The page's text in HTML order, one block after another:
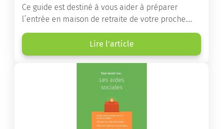
Ce guide est destiné à vous aider à préparer
l’entrée en maison de retraite de votre proche.
Vous y trouverez un panorama des différents types
d’établissements ainsi que des conseils pratiques
destinés à orienter les familles et à leur faciliter
Lire l'article